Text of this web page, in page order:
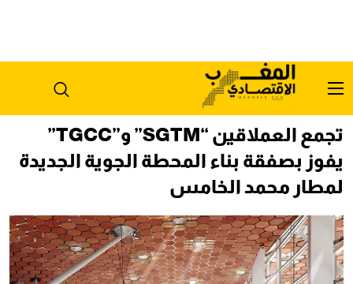
تجمع العملاقين “SGTM” و”TGCC”
يفوز بصفقة بناء المحطة الجوية الجديدة
لمطار محمد الخامس